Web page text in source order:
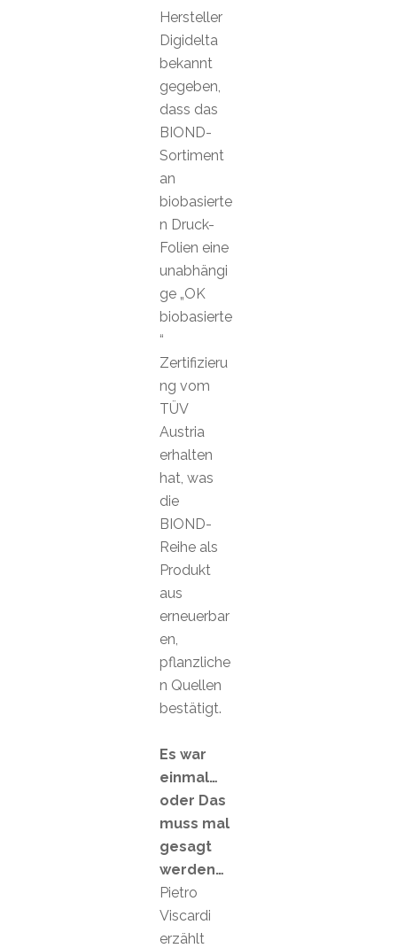
Hersteller
Digidelta
bekannt
gegeben,
dass das
BIOND-
Sortiment
an
biobasierte
n Druck-
Folien eine
unabhängi
ge „OK
biobasierte
“
Zertifizieru
ng vom
TÜV
Austria
erhalten
hat, was
die
BIOND-
Reihe als
Produkt
aus
erneuerbar
en,
pflanzliche
n Quellen
bestätigt.
Es war
einmal…
oder Das
muss mal
gesagt
werden…
Pietro
Viscardi
erzählt